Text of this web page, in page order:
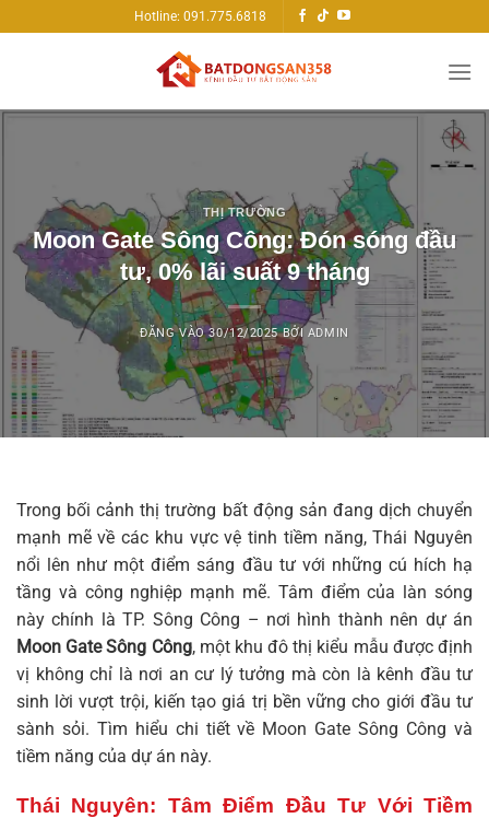
qua
Hotline: 091.775.6818
THỊ TRƯỜNG
Moon Gate Sông Công: Đón sóng đầu
tư, 0% lãi suất 9 tháng
ĐĂNG VÀO30/12/2025 BỞI ADMIN
Trong bối cảnh thị trường bất động sản đang dịch chuyển
mạnh mẽ về các khu vực vệ tinh tiềm năng, Thái Nguyên
nổi lên như một điểm sáng đầu tư với những cú hích hạ
tầng và công nghiệp mạnh mẽ. Tâm điểm của làn sóng
này chính là TP. Sông Công – nơi hình thành nên dự án
Moon Gate Sông Công, một khu đô thị kiểu mẫu được định
vị không chỉ là nơi an cư lý tưởng mà còn là kênh đầu tư
sinh lời vượt trội, kiến tạo giá trị bền vững cho giới đầu tư
sành sỏi. Tìm hiểu chi tiết về Moon Gate Sông Công và
tiềm năng của dự án này.
Thái Nguyên: Tâm Điểm Đầu Tư Với Tiềm